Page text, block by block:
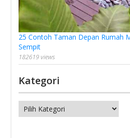
25 Contoh Taman Depan Rumah
Sempit
182619 views
Kategori
Kategori